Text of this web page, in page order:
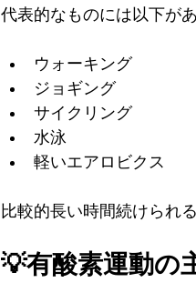
代表的なものには以下があ
ウォーキング
ジョギング
サイクリング
水泳
軽いエアロビクス
比較的長い時間続けられ
💡有酸素運動の